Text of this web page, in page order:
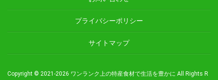
プライバシーポリシー
サイトマップ
Copyright © 2021-2026 ワンランク上の特産食材で生活を豊かに All Rights R